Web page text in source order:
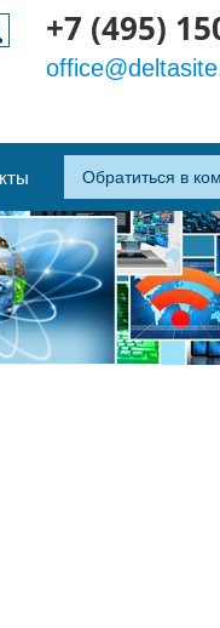
+7 (495)
Обратиться в